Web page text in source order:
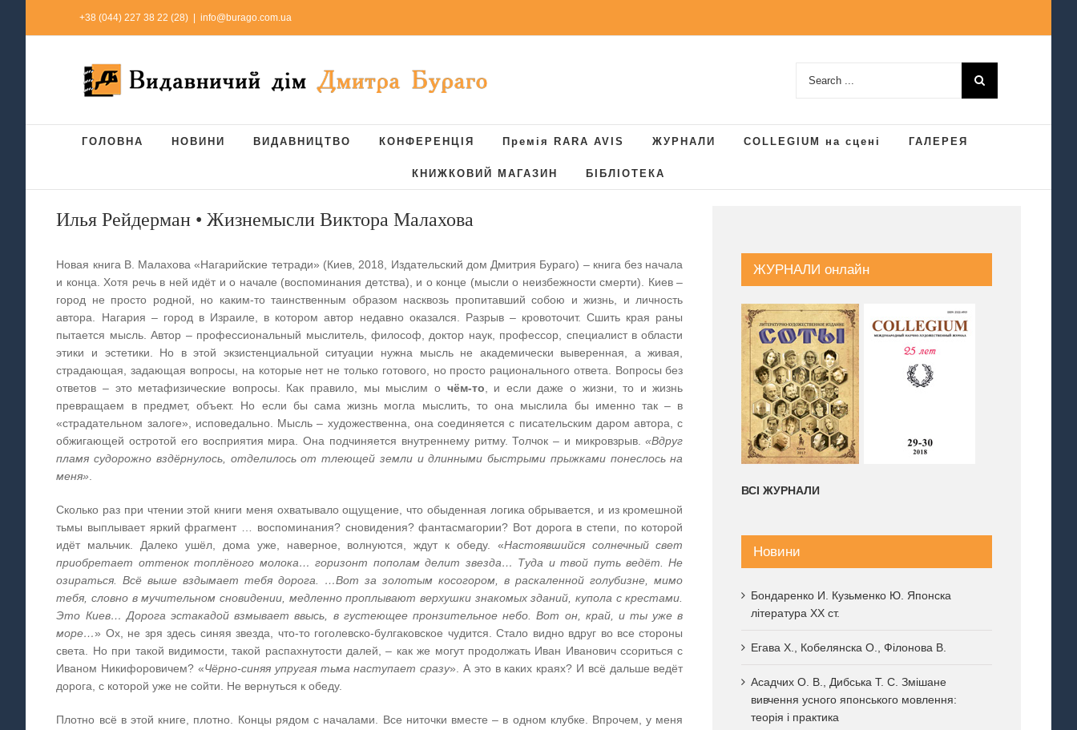
+38 (044) 227 38 22 (28) info@burago.com.ua
for:
ГОЛОВНА НОВИНИ ВИДАВНИЦТВО КОНФЕРЕНЦІЯ Премія RARA AVIS ЖУРНАЛИ COLLEGIUM на сцені ГАЛЕРЕЯ
КНИЖКОВИЙ МАГАЗИН БІБЛІОТЕКА
Илья Рейдерман • Жизнемысли Виктора Малахова
Новая книга В. Малахова «Нагарийские тетради» (Киев, 2018, Издательский дом Дмитрия Бураго) – книга без начала
и конца. Хотя речь в ней идёт и о начале (воспоминания детства), и о конце (мысли о неизбежности смерти). Киев –
город не просто родной, но каким-то таинственным образом насквозь пропитавший собою и жизнь, и личность
автора. Нагария – город в Израиле, в котором автор недавно оказался. Разрыв – кровоточит. Сшить края раны
пытается мысль. Автор – профессиональный мыслитель, философ, доктор наук, профессор, специалист в области
этики и эстетики. Но в этой экзистенциальной ситуации нужна мысль не академически выверенная, а живая,
страдающая, задающая вопросы, на которые нет не только готового, но просто рационального ответа. Вопросы без
ответов – это метафизические вопросы. Как правило, мы мыслим о чём-то , и если даже о жизни, то и жизнь
превращаем в предмет, объект. Но если бы сама жизнь могла мыслить, то она мыслила бы именно так – в
«страдательном залоге», исповедально. Мысль – художественна, она соединяется с писательским даром автора, с
обжигающей остротой его восприятия мира. Она подчиняется внутреннему ритму. Толчок – и микровзрыв.«Вдруг
пламя судорожно вздёрнулось, отделилось от тлеющей земли и длинными быстрыми прыжками понеслось на
меня»
Сколько раз при чтении этой книги меня охватывало ощущение, что обыденная логика обрывается, и из кромешной
тьмы выплывает яркий фрагмент … воспоминания? сновидения? фантасмагории? Вот дорога в степи, по которой
идёт мальчик. Далеко ушёл, дома уже, наверное, волнуются, ждут к обеду. «Настоявшийся солнечный свет
приобретает оттенок топлёного молока… горизонт пополам делит звезда… Туда и твой путь ведёт. Не
озираться. Всё выше вздымает тебя дорога. …Вот за золотым косогором, в раскаленной голубизне, мимо
тебя, словно в мучительном сновидении, медленно проплывают верхушки знакомых зданий, купола с крестами.
Это Киев… Дорога эстакадой взмывает ввысь, в густеющее пронзительное небо. Вот он, край, и ты уже в
море…» Ох, не зря здесь синяя звезда, что-то гоголевско-булгаковское чудится. Стало видно вдруг во все стороны
света. Но при такой видимости, такой распахнутости далей, – как же могут продолжать Иван Иванович ссориться с
Иваном Никифоровичем? «Чёрно-синяя упругая тьма наступает сразу». А это в каких краях? И всё дальше ведёт
дорога, с которой уже не сойти. Не вернуться к обеду.
Плотно всё в этой книге, плотно. Концы рядом с началами. Все ниточки вместе – в одном клубке. Впрочем, у меня
ЖУРНАЛИ онлайн
ВСІ ЖУРНАЛИ
Новини
Бондаренко И. Кузьменко Ю. Японска
література XX ст.
Егава Х., Кобелянска О., Філонова В.
Асадчих О. В., Дибська Т. С. Змішане
вивчення усного японського мовлення:
теорія і практика